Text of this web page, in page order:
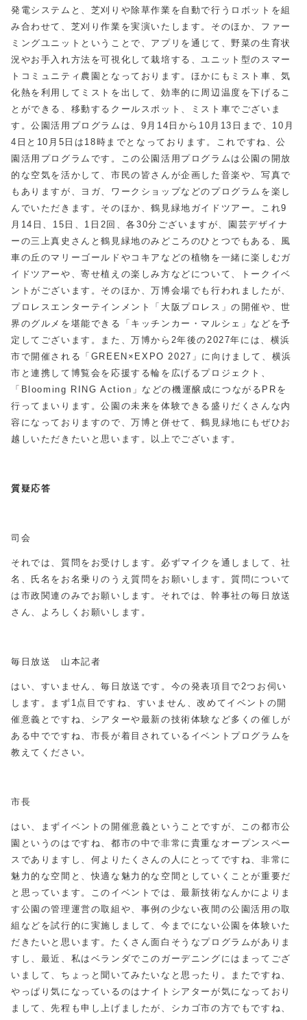
発電システムと、芝刈りや除草作業を自動で行うロボットを組
み合わせて、芝刈り作業を実演いたします。そのほか、ファー
ミングユニットということで、アプリを通じて、野菜の生育状
況やお手入れ方法を可視化して栽培する、ユニット型のスマー
トコミュニティ農園となっております。ほかにもミスト車、気
化熱を利用してミストを出して、効率的に周辺温度を下げるこ
とができる、移動するクールスポット、ミスト車でございま
す。公園活用プログラムは、9月14日から10月13日まで、10月
4日と10月5日は18時までとなっております。これですね、公
園活用プログラムです。この公園活用プログラムは公園の開放
的な空気を活かして、市民の皆さんが企画した音楽や、写真で
もありますが、ヨガ、ワークショップなどのプログラムを楽し
んでいただきます。そのほか、鶴見緑地ガイドツアー。これ9
月14日、15日、1日2回、各30分ございますが、園芸デザイナ
ーの三上真史さんと鶴見緑地のみどころのひとつでもある、風
車の丘のマリーゴールドやコキアなどの植物を一緒に楽しむガ
イドツアーや、寄せ植えの楽しみ方などについて、トークイベ
ントがございます。そのほか、万博会場でも行われましたが、
プロレスエンターテインメント「大阪プロレス」の開催や、世
界のグルメを堪能できる「キッチンカー・マルシェ」などを予
定してございます。また、万博から2年後の2027年には、横浜
市で開催される「GREEN×EXPO 2027」に向けまして、横浜
市と連携して博覧会を応援する輪を広げるプロジェクト、
「Blooming RING Action」などの機運醸成につながるPRを
行ってまいります。公園の未来を体験できる盛りだくさんな内
容になっておりますので、万博と併せて、鶴見緑地にもぜひお
越しいただきたいと思います。以上でございます。
質疑応答
司会
それでは、質問をお受けします。必ずマイクを通しまして、社
名、氏名をお名乗りのうえ質問をお願いします。質問について
は市政関連のみでお願いします。それでは、幹事社の毎日放送
さん、よろしくお願いします。
毎日放送 山本記者
はい、すいません、毎日放送です。今の発表項目で2つお伺い
します。まず1点目ですね、すいません、改めてイベントの開
催意義とですね、シアターや最新の技術体験など多くの催しが
ある中でですね、市長が着目されているイベントプログラムを
教えてください。
市長
はい、まずイベントの開催意義ということですが、この都市公
園というのはですね、都市の中で非常に貴重なオープンスペー
スでありますし、何よりたくさんの人にとってですね、非常に
魅力的な空間と、快適な魅力的な空間としていくことが重要だ
と思っています。このイベントでは、最新技術なんかによりま
す公園の管理運営の取組や、事例の少ない夜間の公園活用の取
組などを試行的に実施しまして、今までにない公園を体験いた
だきたいと思います。たくさん面白そうなプログラムがありま
すし、最近、私はベランダでこのガーデニングにはまってござ
いまして、ちょっと聞いてみたいなと思ったり。またですね、
やっぱり気になっているのはナイトシアターが気になっており
まして、先程も申し上げましたが、シカゴ市の方でもですね、